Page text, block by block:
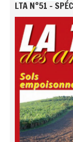
LTA N°51 -